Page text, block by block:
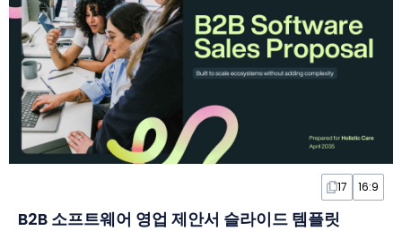
17 16:9
B2B 소프트웨어 영업 제안서 슬라이드 템플릿